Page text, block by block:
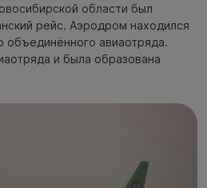
области был
рейс. Аэродром находился
объединённого авиаотряда.
и была образована